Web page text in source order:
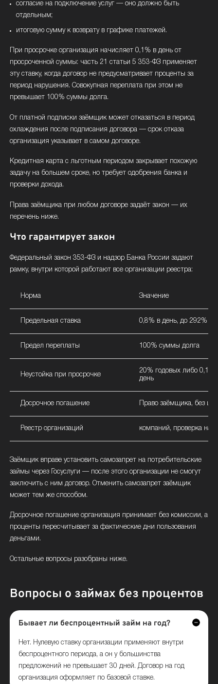
согласие на подключение услуг — оно должно быть
отдельным;
итоговую сумму к возврату в графике платежей.
При просрочке организация начисляет 0,1% в день от
просроченной суммы: часть 21 статьи 5 353-ФЗ применяет
эту ставку, когда договор не предусматривает проценты за
период нарушения. Совокупная переплата при этом не
превышает 100% суммы долга.
От платной подписки заёмщик может отказаться в период
охлаждения после подписания договора — срок отказа
организация указывает в самом договоре.
Кредитная карта с льготным периодом закрывает похожую
задачу на большем сроке, но требует одобрения банка и
проверки дохода.
Права заёмщика при любом договоре задаёт закон — их
перечень ниже.
Что гарантирует закон
Федеральный закон 353-ФЗ и надзор Банка России задают
рамку, внутри которой работают все организации реестра:
Норма Значение
Предельная ставка 0,8% в день, до 292%
Предел переплаты 100% суммы долга
Неустойка при просрочке
20% годовых либо 0,1%
день
Досрочное погашение Право заёмщика, без
Реестр организаций компаний, проверка на
Заёмщик вправе установить самозапрет на потребительские
займы через Госуслуги — после этого организации не смогут
заключить с ним договор. Отменить самозапрет заёмщик
может тем же способом.
Досрочное погашение организация принимает без комиссии, а
проценты пересчитывает за фактические дни пользования
деньгами.
Остальные вопросы разобраны ниже.
Вопросы о займах без процентов
Бывает ли беспроцентный займ на год?
Нет. Нулевую ставку организации применяют внутри
беспроцентного периода, а он у большинства
предложений не превышает 30 дней. Договор на год
организация оформляет по базовой ставке.